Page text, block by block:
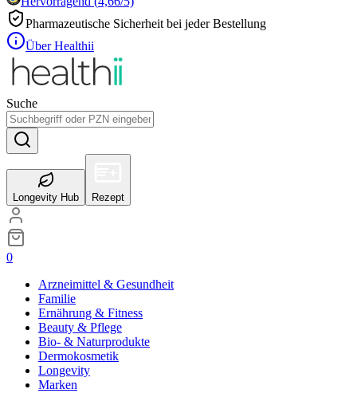
Pharmazeutische Sicherheit bei jeder Bestellung
Über Healthii
Suche
Longevity Hub Rezept
0
Arzneimittel & Gesundheit
Familie
Ernährung & Fitness
Beauty & Pflege
Bio- & Naturprodukte
Dermokosmetik
Longevity
Marken